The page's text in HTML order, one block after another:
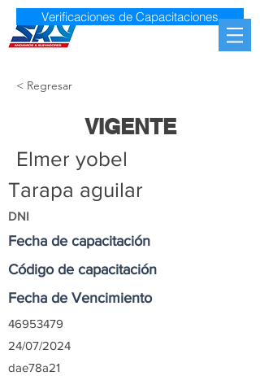
Verificaciones de Capacitaciones
< Regresar
VIGENTE
Elmer yobel
Tarapa aguilar
DNI
Fecha de capacitación
Código de capacitación
Fecha de Vencimiento
46953479
24/07/2024
dae78a21